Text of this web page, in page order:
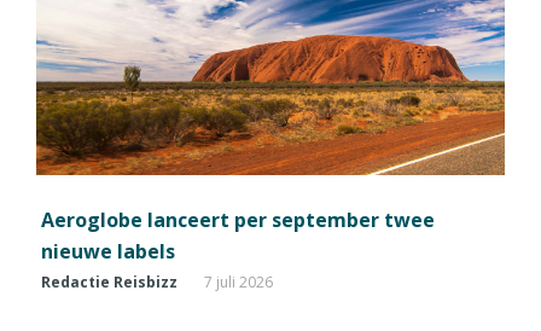
Aeroglobe lanceert per september twee
nieuwe labels
Redactie Reisbizz 7 juli 2026